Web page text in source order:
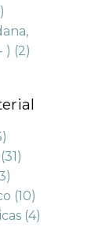
) (2)
(31)
(10)
(4)